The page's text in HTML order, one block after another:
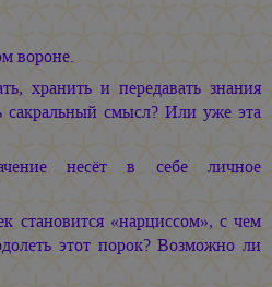
вороне.
хранить и передавать знания
сакральный смысл? Или уже эта
несёт в себе личное
становится «нарциссом», с чем
этот порок? Возможно ли